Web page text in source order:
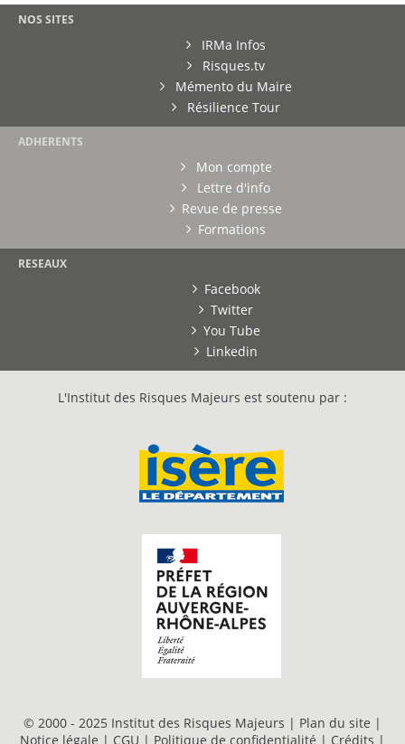
NOS SITES
IRMa Infos
Risques.tv
Mémento du Maire
Résilience Tour
ADHERENTS
Mon compte
Lettre d'info
Revue de presse
Formations
RESEAUX
Facebook
Twitter
You Tube
Linkedin
L'Institut des Risques Majeurs est soutenu par :
© 2000 - 2025 Institut des Risques Majeurs | Plan du site |
Notice légale | CGU | Politique de confidentialité | Crédits |